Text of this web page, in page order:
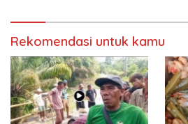
Rekomendasi untuk kamu